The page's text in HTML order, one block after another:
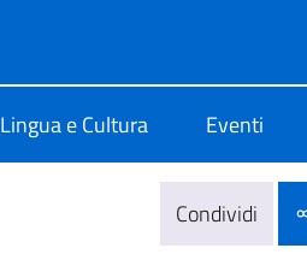
Lingua e Cultura Eventi
Condividi